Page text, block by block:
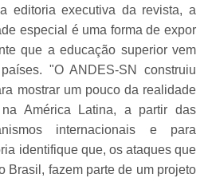
editoria executiva da revista, a
especial é uma forma de expor
que a educação superior vem
"O ANDES-SN construiu
mostrar um pouco da realidade
América Latina, a partir das
internacionais e para
identifique que, os ataques que
Brasil, fazem parte de um projeto